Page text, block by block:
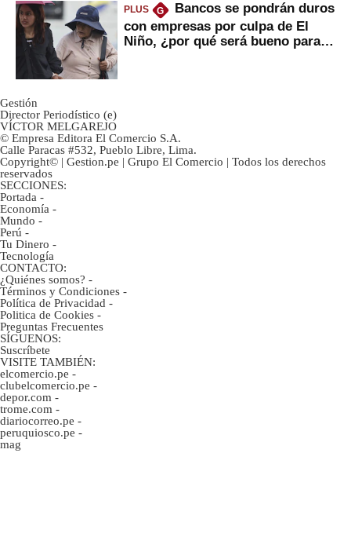
PLUS G
Bancos se pondrán duros
con empresas por culpa de El
Niño, ¿por qué será bueno para
Gestión
Director Periodístico (e)
VÍCTOR MELGAREJO
© Empresa Editora El Comercio S.A.
Calle Paracas #532, Pueblo Libre, Lima.
Copyright© | Gestion.pe | Grupo El Comercio | Todos los derechos
reservados
SECCIONES:
Portada -
Economía -
Mundo -
Perú -
Tu Dinero -
Tecnología
CONTACTO:
¿Quiénes somos? -
Términos y Condiciones -
Política de Privacidad -
Politica de Cookies -
Preguntas Frecuentes
SÍGUENOS:
Suscríbete
VISITE TAMBIÉN:
elcomercio.pe -
clubelcomercio.pe -
depor.com -
trome.com -
diariocorreo.pe -
peruquiosco.pe -
mag